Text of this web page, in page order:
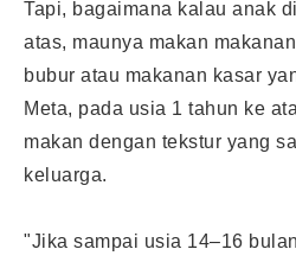
Tapi, bagaimana kalau anak
atas, maunya makan
bubur atau makanan kasar
Meta, pada usia 1 tahun ke
makan dengan tekstur yang
keluarga.
"Jika sampai usia 14–16